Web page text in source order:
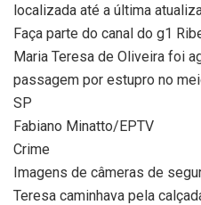
localizada até a última
Faça parte do canal do g1
Maria Teresa de Oliveira foi
passagem por estupro no
SP
Fabiano Minatto/EPTV
Crime
Imagens de câmeras de
Teresa caminhava pela